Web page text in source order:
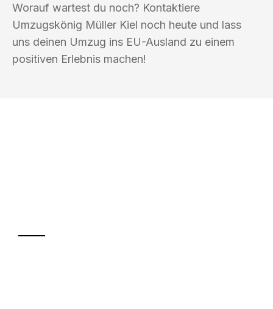
Worauf wartest du noch? Kontaktiere
Umzugskönig Müller Kiel noch heute und lass
uns deinen Umzug ins EU-Ausland zu einem
positiven Erlebnis machen!